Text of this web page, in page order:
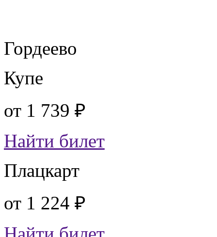
Гордеево
Купе
от 1 739 ₽
Найти билет
Плацкарт
от 1 224 ₽